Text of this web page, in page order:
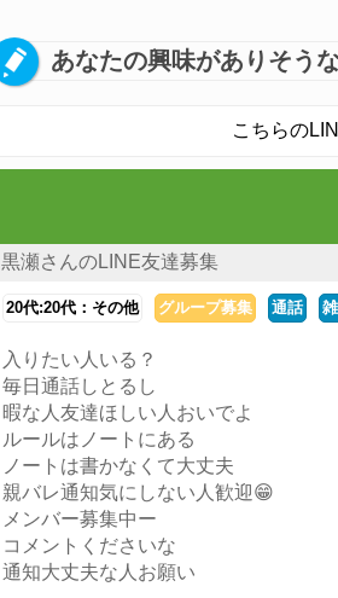
あなたの興味がありそう
こちらの
黒瀬さんのLINE友達募集
20代:20代：その他 グループ募集 通話
入りたい人いる？
毎日通話しとるし
暇な人友達ほしい人おいでよ
ルールはノートにある
ノートは書かなくて大丈夫
親バレ通知気にしない人歓迎😁
メンバー募集中ー
コメントくださいな
通知大丈夫な人お願い